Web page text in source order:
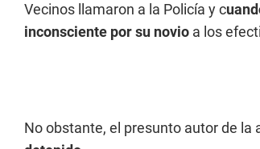
Vecinos llamaron a la Policía y c
inconsciente por su novio a los
No obstante, el presunto autor de la